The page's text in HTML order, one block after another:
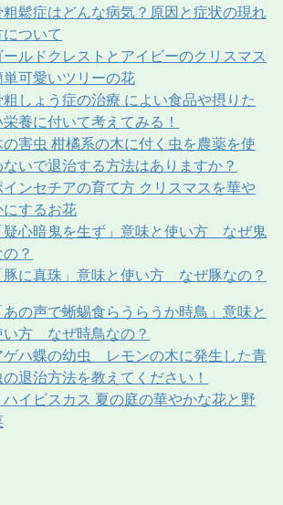
粗鬆症はどんな病気？原因と症状の現れ
ついて
ールドクレストとアイビーのクリスマス
単可愛いツリーの花
粗しょう症の治療 によい食品や摂りた
栄養に付いて考えてみる！
の害虫 柑橘系の木に付く虫を農薬を使
いで退治する方法はありますか？
インセチアの育て方 クリスマスを華や
にするお花
疑心暗鬼を生ず」意味と使い方 なぜ鬼
？
豚に真珠」意味と使い方 なぜ豚なの？
あの声で蜥蜴食らうらうか時鳥」意味と
い方 なぜ時鳥なの？
ゲハ蝶の幼虫 レモンの木に発生した青
の退治方法を教えてください！
ハイビスカス 夏の庭の華やかな花と野